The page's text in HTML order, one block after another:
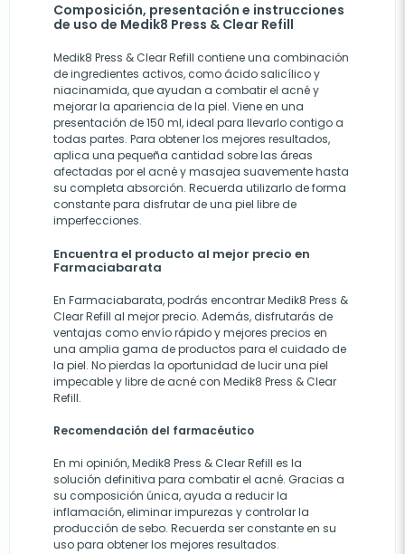
Composición, presentación e instrucciones
de uso de Medik8 Press & Clear Refill
Medik8 Press & Clear Refill contiene una combinación
de ingredientes activos, como ácido salicílico y
niacinamida, que ayudan a combatir el acné y
mejorar la apariencia de la piel. Viene en una
presentación de 150 ml, ideal para llevarlo contigo a
todas partes. Para obtener los mejores resultados,
aplica una pequeña cantidad sobre las áreas
afectadas por el acné y masajea suavemente hasta
su completa absorción. Recuerda utilizarlo de forma
constante para disfrutar de una piel libre de
imperfecciones.
Encuentra el producto al mejor precio en
Farmaciabarata
En Farmaciabarata, podrás encontrar Medik8 Press &
Clear Refill al mejor precio. Además, disfrutarás de
ventajas como envío rápido y mejores precios en
una amplia gama de productos para el cuidado de
la piel. No pierdas la oportunidad de lucir una piel
impecable y libre de acné con Medik8 Press & Clear
Refill.
Recomendación del farmacéutico
En mi opinión, Medik8 Press & Clear Refill es la
solución definitiva para combatir el acné. Gracias a
su composición única, ayuda a reducir la
inflamación, eliminar impurezas y controlar la
producción de sebo. Recuerda ser constante en su
uso para obtener los mejores resultados.